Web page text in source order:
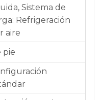
Sistema de
Refrigeración
aire
pie